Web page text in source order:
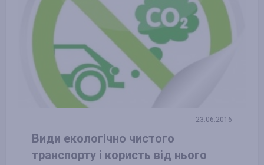
23.06.2016
Види екологічно чистого
транспорту і користь від нього